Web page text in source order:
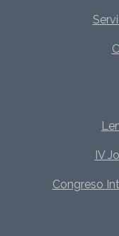
IV
Congreso